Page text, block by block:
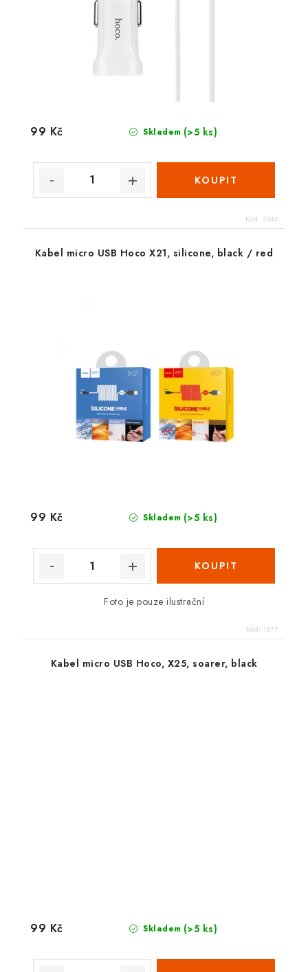
Skladem (>5 ks)
99 Kč
Kód: 2246
Kabel micro USB Hoco X21, silicone, black / red
Skladem (>5 ks)
99 Kč
Foto je pouze ilustrační
Kód: 1677
Kabel micro USB Hoco, X25, soarer, black
Skladem (>5 ks)
99 Kč